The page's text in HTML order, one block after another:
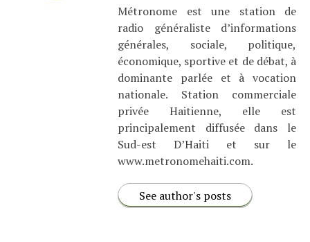
Métronome est une station de
radio généraliste d’informations
générales, sociale, politique,
économique, sportive et de débat, à
dominante parlée et à vocation
nationale. Station commerciale
privée Haitienne, elle est
principalement diffusée dans le
Sud-est D’Haiti et sur le
www.metronomehaiti.com.
See author's posts